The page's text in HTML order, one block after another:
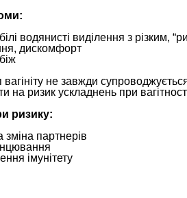
водянисті виділення з різким,
дискомфорт
не завжди
на ризик ускладнень при
ризику:
зміна партнерів
імунітету